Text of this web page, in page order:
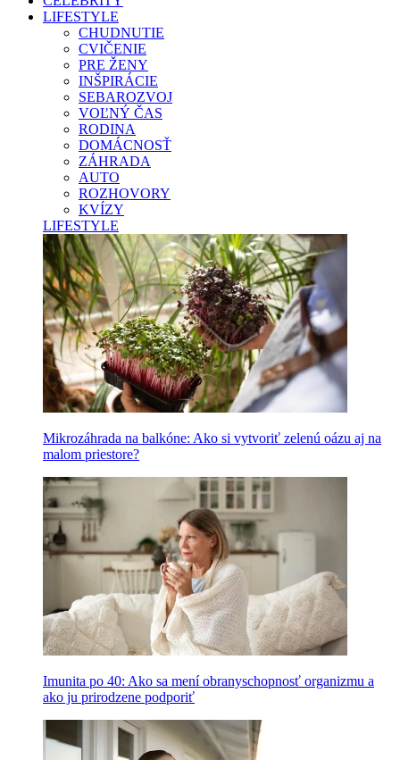
LIFESTYLE
CHUDNUTIE
CVIČENIE
PRE ŽENY
INŠPIRÁCIE
SEBAROZVOJ
VOĽNÝ ČAS
RODINA
DOMÁCNOSŤ
ZÁHRADA
AUTO
ROZHOVORY
KVÍZY
LIFESTYLE
Mikrozáhrada na balkóne: Ako si vytvoriť zelenú oázu aj na
malom priestore?
Imunita po 40: Ako sa mení obranyschopnosť organizmu a
ako ju prirodzene podporiť